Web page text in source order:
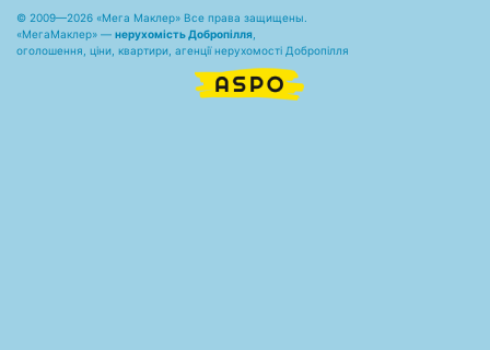
© 2009—2026 «Мега Маклер» Все права защищены.
«МегаМаклер» — нерухомість Добропілля
оголошення, ціни, квартири, агенції нерухомості Добропілля